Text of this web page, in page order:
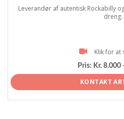
Leverandør af autentisk Rockabilly
dreng.
Klik for at
Pris: Kr. 8.000
KONTAKT